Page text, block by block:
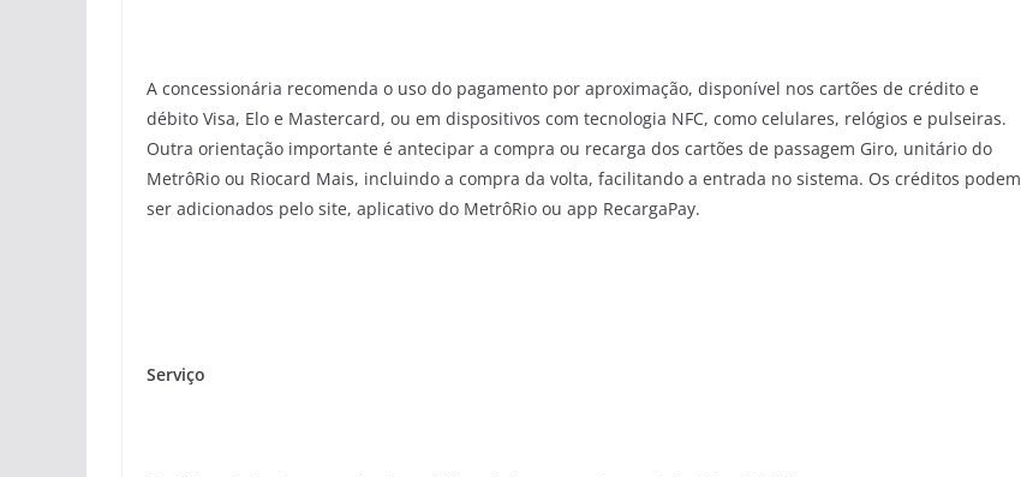
A concessionária recomenda o uso do pagamento por aproximação, disponível nos cartões de crédito e
débito Visa, Elo e Mastercard, ou em dispositivos com tecnologia NFC, como celulares, relógios e pulseiras.
Outra orientação importante é antecipar a compra ou recarga dos cartões de passagem Giro, unitário do
MetrôRio ou Riocard Mais, incluindo a compra da volta, facilitando a entrada no sistema. Os créditos podem
ser adicionados pelo site, aplicativo do MetrôRio ou app RecargaPay.
Serviço